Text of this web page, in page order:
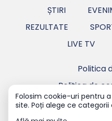
ȘTIRI
REZULTATE
LIVE TV
Politica
Politica de
Copyright ©2026 CSM
Folosim cookie-uri pentru
site. Poți alege ce categorii